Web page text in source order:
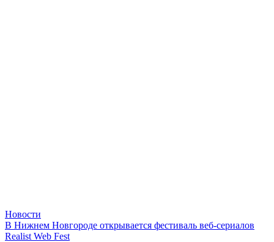
Новости
В Нижнем Новгороде открывается фестиваль веб-сериалов
Realist Web Fest